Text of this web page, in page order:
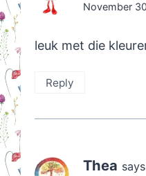
November
leuk met die
Reply
Thea